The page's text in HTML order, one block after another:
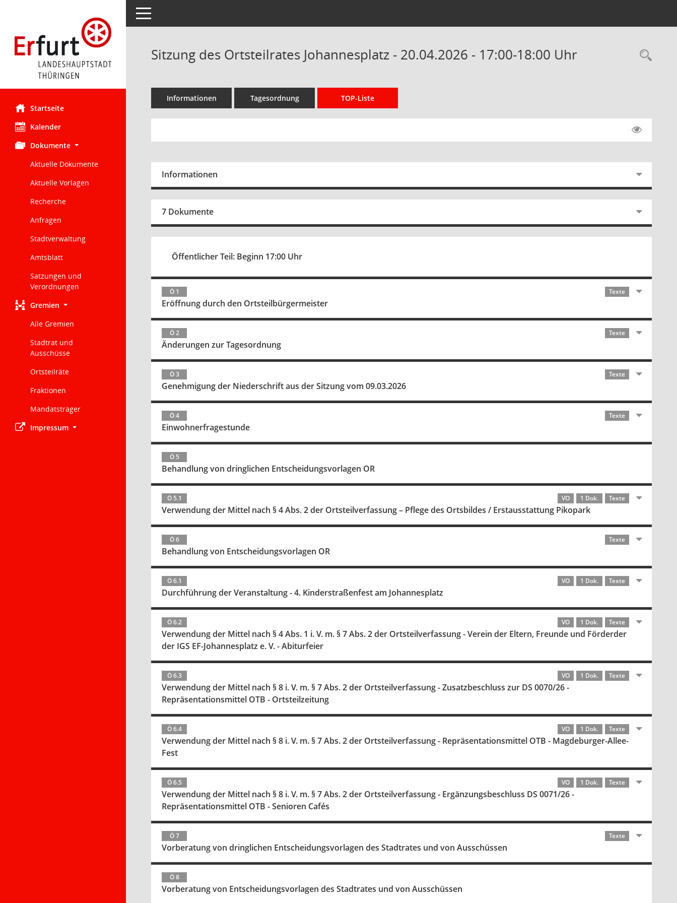
Startseite
Kalender
Dokumente
Aktuelle Dokumente
Aktuelle Vorlagen
Recherche
Anfragen
Stadtverwaltung
Amtsblatt
Satzungen und
Verordnungen
Gremien
Alle Gremien
Stadtrat und
Ausschüsse
Ortsteilräte
Fraktionen
Mandatsträger
Impressum
Toggle navigation
Sitzung des Ortsteilrates Johannesplatz - 20.04.2026 - 17:00-18:00 Uhr
Informationen Tagesordnung TOP-Liste
Informationen
7 Dokumente
Öffentlicher Teil: Beginn 17:00 Uhr
Ö 1 Texte
Eröffnung durch den Ortsteilbürgermeister
Ö 2 Texte
Änderungen zur Tagesordnung
Ö 3 Texte
Genehmigung der Niederschrift aus der Sitzung vom 09.03.2026
Ö 4 Texte
Einwohnerfragestunde
Ö 5
Behandlung von dringlichen Entscheidungsvorlagen OR
Ö 5.1 VO 1 Dok. Texte
Verwendung der Mittel nach § 4 Abs. 2 der Ortsteilverfassung – Pflege des Ortsbildes / Erstausstattung Pikopark
Ö 6 Texte
Behandlung von Entscheidungsvorlagen OR
Ö 6.1 VO 1 Dok. Texte
Durchführung der Veranstaltung - 4. Kinderstraßenfest am Johannesplatz
Ö 6.2 VO 1 Dok. Texte
Verwendung der Mittel nach § 4 Abs. 1 i. V. m. § 7 Abs. 2 der Ortsteilverfassung - Verein der Eltern, Freunde und Förderder
der IGS EF-Johannesplatz e. V. - Abiturfeier
Ö 6.3 VO 1 Dok. Texte
Verwendung der Mittel nach § 8 i. V. m. § 7 Abs. 2 der Ortsteilverfassung - Zusatzbeschluss zur DS 0070/26 -
Repräsentationsmittel OTB - Ortsteilzeitung
Ö 6.4 VO 1 Dok. Texte
Verwendung der Mittel nach § 8 i. V. m. § 7 Abs. 2 der Ortsteilverfassung - Repräsentationsmittel OTB - Magdeburger-Allee-
Fest
Ö 6.5 VO 1 Dok. Texte
Verwendung der Mittel nach § 8 i. V. m. § 7 Abs. 2 der Ortsteilverfassung - Ergänzungsbeschluss DS 0071/26 -
Repräsentationsmittel OTB - Senioren Cafés
Ö 7 Texte
Vorberatung von dringlichen Entscheidungsvorlagen des Stadtrates und von Ausschüssen
Ö 8
Vorberatung von Entscheidungsvorlagen des Stadtrates und von Ausschüssen